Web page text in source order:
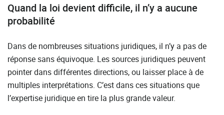
Quand la loi devient difficile, il n’y a aucune
probabilité
Dans de nombreuses situations juridiques, il n’y a pas de
réponse sans équivoque. Les sources juridiques peuvent
pointer dans différentes directions, ou laisser place à de
multiples interprétations. C’est dans ces situations que
l’expertise juridique en tire la plus grande valeur.